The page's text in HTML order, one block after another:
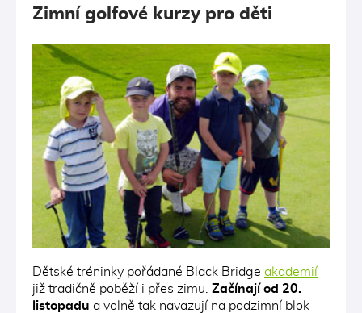
Zimní golfové kurzy pro děti
Dětské tréninky pořádané Black Bridge akademií
již tradičně poběží i přes zimu. Začínají od 20.
listopadu a volně tak navazují na podzimní blok